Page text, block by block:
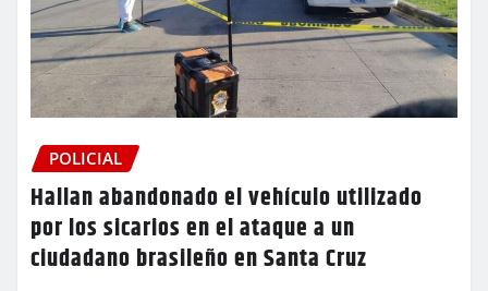
POLICIAL
Hallan abandonado el vehículo utilizado
por los sicarios en el ataque a un
ciudadano brasileño en Santa Cruz